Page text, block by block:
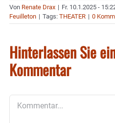
Von Renate Drax | Fr. 10.1.2025 -
Feuilleton | Tags: THEATER | 0
Hinterlassen Sie
Kommentar